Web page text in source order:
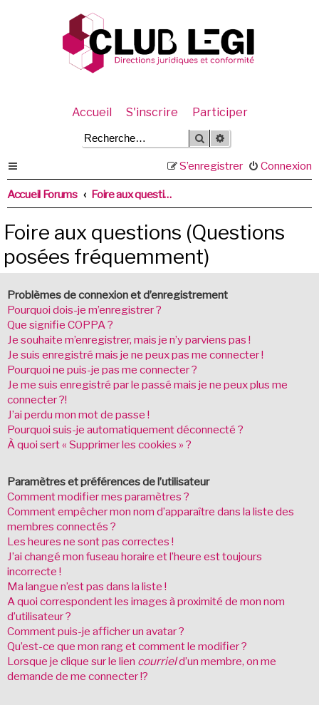
Accueil S'inscrire Participer
Rechercher
Connexion
S’enregistrer
Accueil Forums Foire aux questions (Questions posées fréquemment)
Foire aux questions (Questions
posées fréquemment)
Problèmes de connexion et d’enregistrement
Pourquoi dois-je m’enregistrer ?
Que signifie COPPA ?
Je souhaite m’enregistrer, mais je n’y parviens pas !
Je suis enregistré mais je ne peux pas me connecter !
Pourquoi ne puis-je pas me connecter ?
Je me suis enregistré par le passé mais je ne peux plus me
connecter ?!
J’ai perdu mon mot de passe !
Pourquoi suis-je automatiquement déconnecté ?
À quoi sert « Supprimer les cookies » ?
Paramètres et préférences de l’utilisateur
Comment modifier mes paramètres ?
Comment empêcher mon nom d’apparaître dans la liste des
membres connectés ?
Les heures ne sont pas correctes !
J’ai changé mon fuseau horaire et l’heure est toujours
incorrecte !
Ma langue n’est pas dans la liste !
A quoi correspondent les images à proximité de mon nom
d’utilisateur ?
Comment puis-je afficher un avatar ?
Qu’est-ce que mon rang et comment le modifier ?
Lorsque je clique sur le lien courrield’un membre, on me
demande de me connecter !?